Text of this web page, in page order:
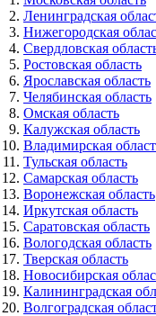
Ленинградская
Нижегородская
Свердловская
Ростовская область
Ярославская область
Челябинская область
Омская область
Калужская область
Владимирская
Тульская область
Самарская область
Воронежская область
Иркутская область
Саратовская область
Вологодская область
Тверская область
Новосибирская
Калининградская
Волгоградская